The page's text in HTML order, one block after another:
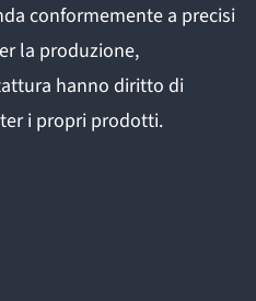
conformemente a precisi
la produzione,
hanno diritto di
i propri prodotti.